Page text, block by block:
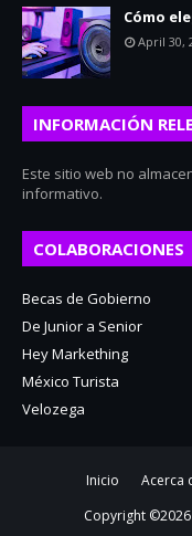
Cómo
April 30,
INFORMACIÓN
Este sitio web no
informativo.
COLABORACIONES
Becas de Gobierno
De Junior a Senior
Hey Markething
México Turista
Velozega
Inicio Acerca
Copyright ©2026